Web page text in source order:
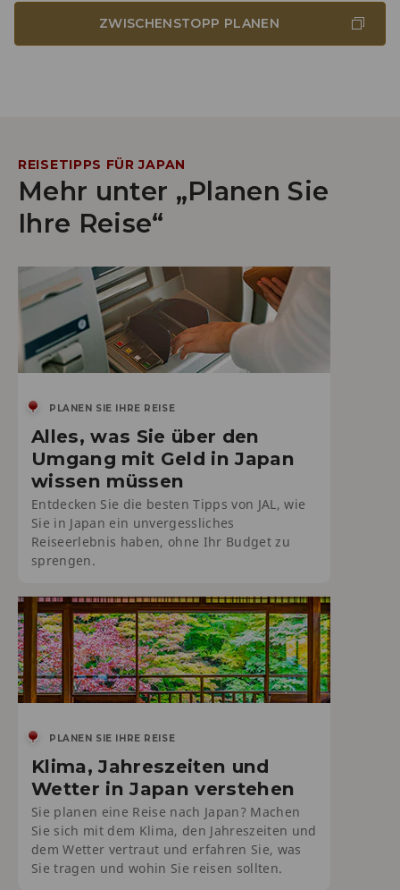
ZWISCHENSTOPP PLANEN
REISETIPPS FÜR JAPAN
Mehr unter „Planen Sie
Ihre Reise“
PLANEN SIE IHRE REISE
Alles, was Sie über den
Umgang mit Geld in Japan
wissen müssen
Entdecken Sie die besten Tipps von JAL, wie
Sie in Japan ein unvergessliches
Reiseerlebnis haben, ohne Ihr Budget zu
sprengen.
PLANEN SIE IHRE REISE
Klima, Jahreszeiten und
Wetter in Japan verstehen
Sie planen eine Reise nach Japan? Machen
Sie sich mit dem Klima, den Jahreszeiten und
dem Wetter vertraut und erfahren Sie, was
Sie tragen und wohin Sie reisen sollten.